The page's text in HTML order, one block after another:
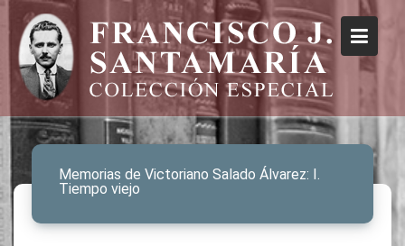
Memorias de Victoriano Salado Álvarez: I.
Tiempo viejo